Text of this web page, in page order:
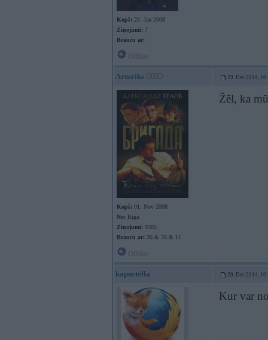
Kopš: 25. Jan 2008
Ziņojumi: 7
Braucu ar:
Arturiks 29. Dec 2014,
Kopš: 01. Nov 2008
No: Rīga
Ziņojumi: 9305
Braucu ar: 26 & 26 & 11
Žēl, ka
kapustella 29. Dec 2014,
Kur var